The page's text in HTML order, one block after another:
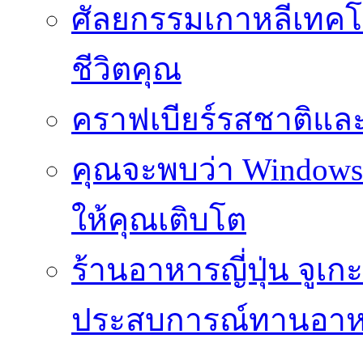
ศัลยกรรมเกาหลีเท
ชีวิตคุณ
คราฟเบียร์รสชาติแ
คุณจะพบว่า
ให้คุณเติบโต
ร้านอาหารญี่ปุ่น จูเก
ประสบการณ์ทานอา